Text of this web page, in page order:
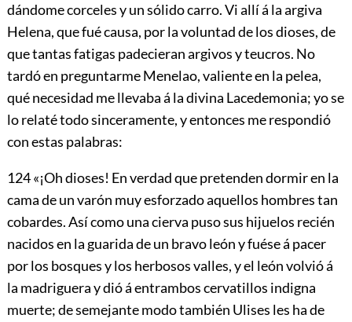
dándome corceles y un sólido carro. Vi allí á la argiva
Helena, que fué causa, por la voluntad de los dioses, de
que tantas fatigas padecieran argivos y teucros. No
tardó en preguntarme Menelao, valiente en la pelea,
qué necesidad me llevaba á la divina Lacedemonia; yo se
lo relaté todo sinceramente, y entonces me respondió
con estas palabras:
124«¡Oh dioses! En verdad que pretenden dormir en la
cama de un varón muy esforzado aquellos hombres tan
cobardes. Así como una cierva puso sus hijuelos recién
nacidos en la guarida de un bravo león y fuése á pacer
por los bosques y los herbosos valles, y el león volvió á
la madriguera y dió á entrambos cervatillos indigna
muerte; de semejante modo también Ulises les ha de